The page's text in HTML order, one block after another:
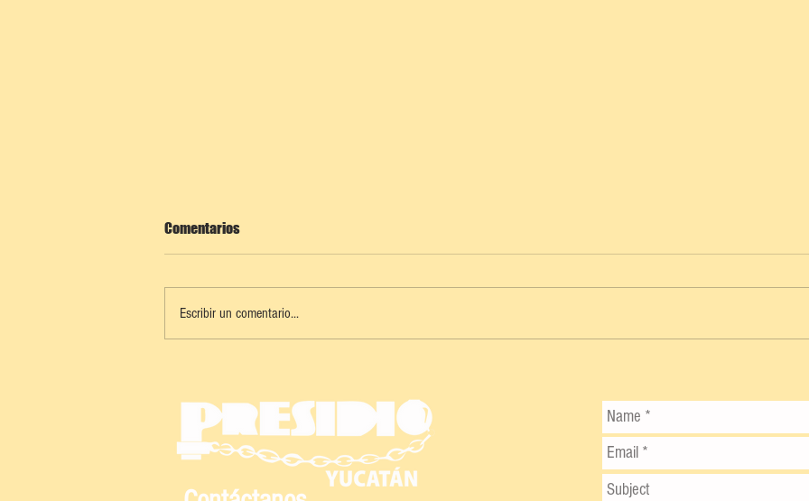
LA SEGURIDAD
MODERNIZACIÓN DE LA VÍA
Comentarios
Escribir un comentario...